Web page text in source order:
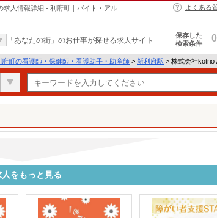
人情報詳細 - 利府町｜バイト・アル
よくある
「あなたの街」のお仕事が探せる求人サイト
保存した
検索条件
0
府町の看護師・保健師・看護助手・助産師 > 新利府駅 > 株式会社kotrio
をもっと見る